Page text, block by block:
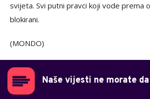
svijeta. Svi putni pravci koji vode prema
blokirani.
(MONDO)
Naše vijesti ne morate